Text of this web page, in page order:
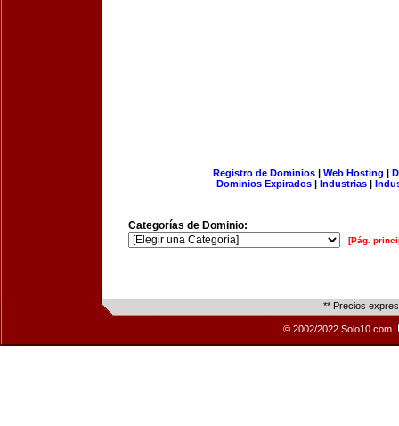
Registro de Dominios| Web Hosting |
Dominios Expirados | Industrias |
Categorías de Dominio:
[Pág.
** Precios
© 2002/2022 Solo10.com